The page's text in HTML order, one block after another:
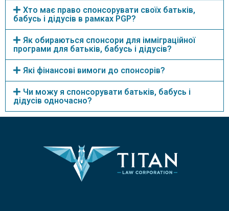
Хто має право спонсорувати своїх батьків,
бабусь і дідусів в рамках PGP?
Як обираються спонсори для імміграційної
програми для батьків, бабусь і дідусів?
Які фінансові вимоги до спонсорів?
Чи можу я спонсорувати батьків, бабусь і
дідусів одночасно?